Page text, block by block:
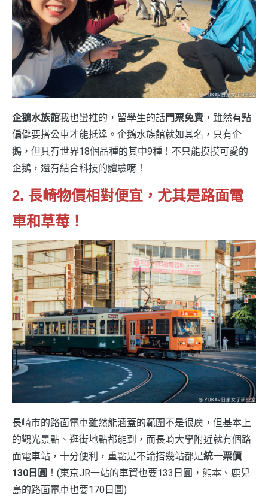
企鵝水族館我也蠻推的，留學生的話門票免費 ，雖然有點
偏僻要搭公車才能抵達。企鵝水族館就如其名，只有企
鵝，但具有世界18個品種的其中9種！不只能摸摸可愛的
企鵝，還有結合科技的體驗唷！
2. 長崎物價相對便宜，尤其是路面電
車和草莓！
長崎市的路面電車雖然能涵蓋的範圍不是很廣，但基本上
的觀光景點、逛街地點都能到，而長崎大學附近就有個路
面電車站，十分便利，重點是不論搭幾站都是統一票價
130日圓 ！(東京JR一站的車資也要133日圓，熊本、鹿兒
島的路面電車也要170日圓)